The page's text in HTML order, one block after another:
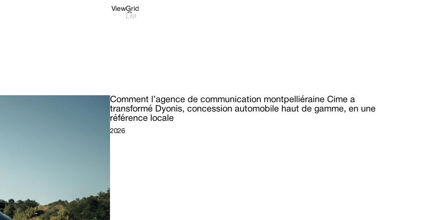
ViewGrid
Grid
List
Comment l’agence de communication montpelliéraine Cime a
transformé Dyonis, concession automobile haut de gamme, en une
référence locale
2026